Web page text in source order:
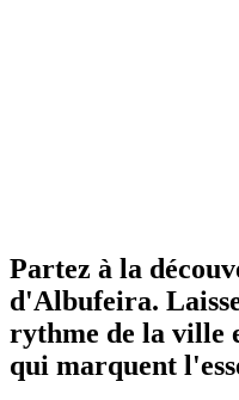
Partez à la
d'Albufeira.
rythme de la ville
qui marquent